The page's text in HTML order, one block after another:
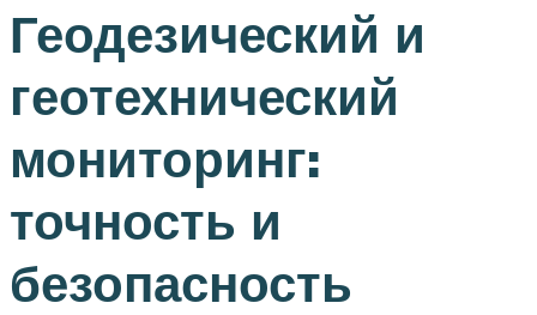
Геодезический и
геотехнический
мониторинг:
точность и
безопасность